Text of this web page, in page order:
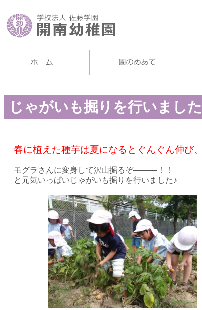
じゃがいも掘りを行いまし
春に植えた種芋は夏になるとぐんぐん伸び
モグラさんに変身して沢山掘るぞ―――！！
と元気いっぱいじゃがいも掘りを行いました♪